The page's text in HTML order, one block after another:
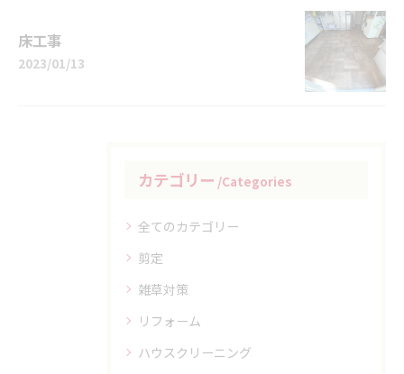
床工事
2023/01/13
カテゴリー Categories
全てのカテゴリー
剪定
雑草対策
リフォーム
ハウスクリーニング